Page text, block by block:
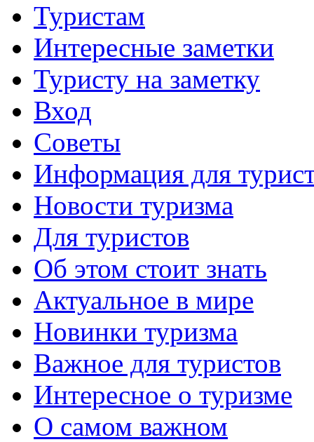
Туристам
Интересные заметки
Туристу на заметку
Вход
Советы
Информация для
Новости туризма
Для туристов
Об этом стоит знать
Актуальное в мире
Новинки туризма
Важное для туристов
Интересное о туризме
О самом важном